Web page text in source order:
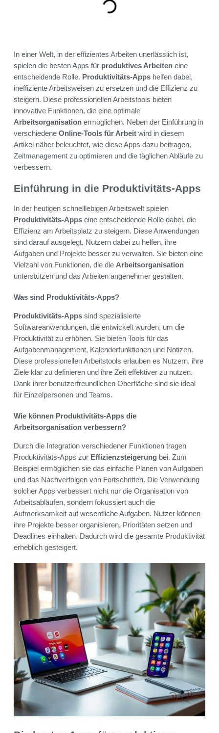
In einer Welt, in der effizientes Arbeiten unerlässlich ist,
spielen die besten Apps für produktives Arbeiten eine
entscheidende Rolle. Produktivitäts-Apps helfen dabei,
ineffiziente Arbeitsweisen zu ersetzen und die Effizienz zu
steigern. Diese professionellen Arbeitstools bieten
innovative Funktionen, die eine optimale
Arbeitsorganisation ermöglichen. Neben der Einführung in
verschiedene Online-Tools für Arbeit wird in diesem
Artikel näher beleuchtet, wie diese Apps dazu beitragen,
Zeitmanagement zu optimieren und die täglichen Abläufe zu
verbessern.
Einführung in die Produktivitäts-Apps
In der heutigen schnelllebigen Arbeitswelt spielen
Produktivitäts-Apps eine entscheidende Rolle dabei, die
Effizienz am Arbeitsplatz zu steigern. Diese Anwendungen
sind darauf ausgelegt, Nutzern dabei zu helfen, ihre
Aufgaben und Projekte besser zu verwalten. Sie bieten eine
Vielzahl von Funktionen, die die Arbeitsorganisation
unterstützen und das Arbeiten angenehmer gestalten.
Was sind Produktivitäts-Apps?
Produktivitäts-Apps sind spezialisierte
Softwareanwendungen, die entwickelt wurden, um die
Produktivität zu erhöhen. Sie bieten Tools für das
Aufgabenmanagement, Kalenderfunktionen und Notizen.
Diese professionellen Arbeitstools erlauben es Nutzern, ihre
Ziele klar zu definieren und ihre Zeit effektiver zu nutzen.
Dank ihrer benutzerfreundlichen Oberfläche sind sie ideal
für Einzelpersonen und Teams.
Wie können Produktivitäts-Apps die
Arbeitsorganisation verbessern?
Durch die Integration verschiedener Funktionen tragen
Produktivitäts-Apps zur Effizienzsteigerung bei. Zum
Beispiel ermöglichen sie das einfache Planen von Aufgaben
und das Nachverfolgen von Fortschritten. Die Verwendung
solcher Apps verbessert nicht nur die Organisation von
Arbeitsabläufen, sondern fokussiert auch die
Aufmerksamkeit auf wesentliche Aufgaben. Nutzer können
ihre Projekte besser organisieren, Prioritäten setzen und
Deadlines einhalten. Dadurch wird die gesamte Produktivität
erheblich gesteigert.